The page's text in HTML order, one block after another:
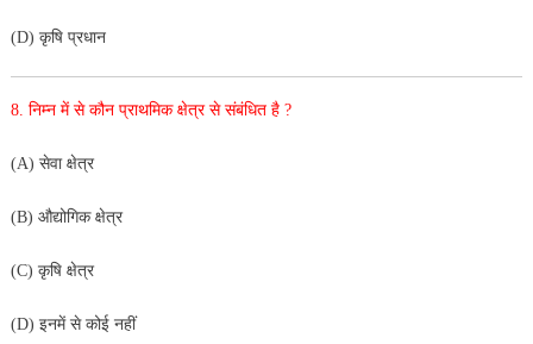
(D) कृषि प्रधान
8. निम्न में से कौन प्राथमिक क्षेत्र से संबंधित है ?
(A) सेवा क्षेत्र
(B) औद्योगिक क्षेत्र
(C) कृषि क्षेत्र
(D) इनमें से कोई नहीं